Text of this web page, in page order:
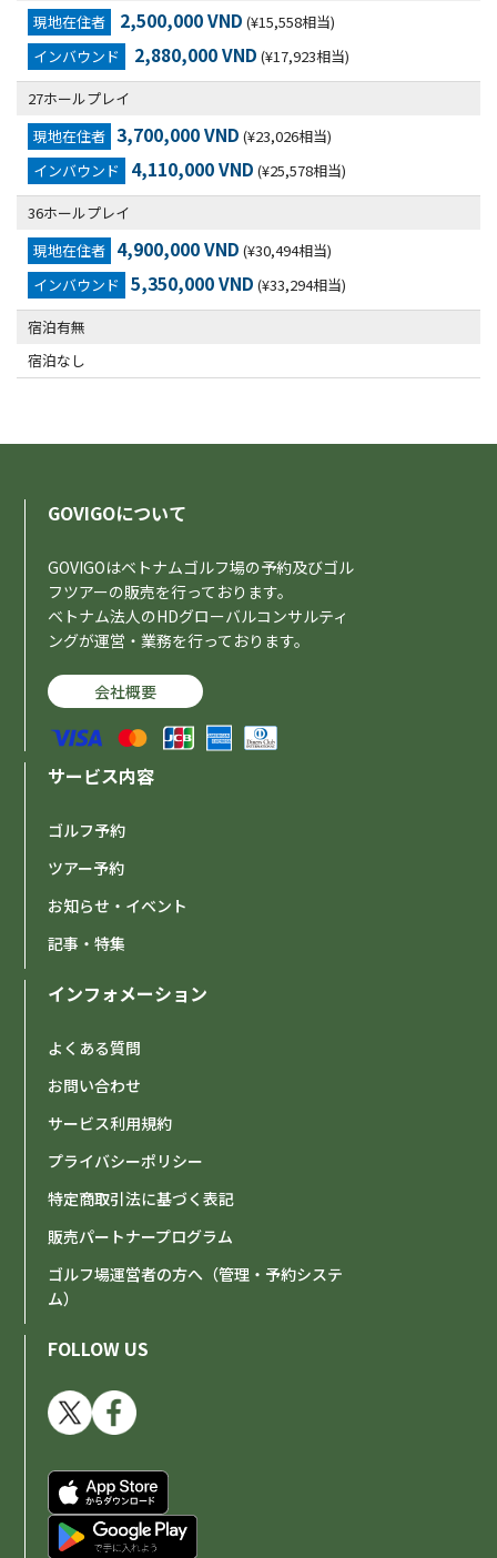
現地在住者
2,500,000 VND (¥15,558相当)
インバウンド
2,880,000 VND (¥17,923相当)
27ホールプレイ
現地在住者 3,700,000 VND (¥23,026相当)
インバウンド
4,110,000 VND (¥25,578相当)
36ホールプレイ
現地在住者 4,900,000 VND (¥30,494相当)
インバウンド
5,350,000 VND (¥33,294相当)
宿泊有無
宿泊なし
GOVIGOについて
GOVIGOはベトナムゴルフ場の予約及びゴル
フツアーの販売を行っております。
ベトナム法人のHDグローバルコンサルティ
ングが運営・業務を行っております。
会社概要
サービス内容
ゴルフ予約
ツアー予約
お知らせ・イベント
記事・特集
インフォメーション
よくある質問
お問い合わせ
サービス利用規約
プライバシーポリシー
特定商取引法に基づく表記
販売パートナープログラム
ゴルフ場運営者の方へ（管理・予約システ
ム）
FOLLOW US